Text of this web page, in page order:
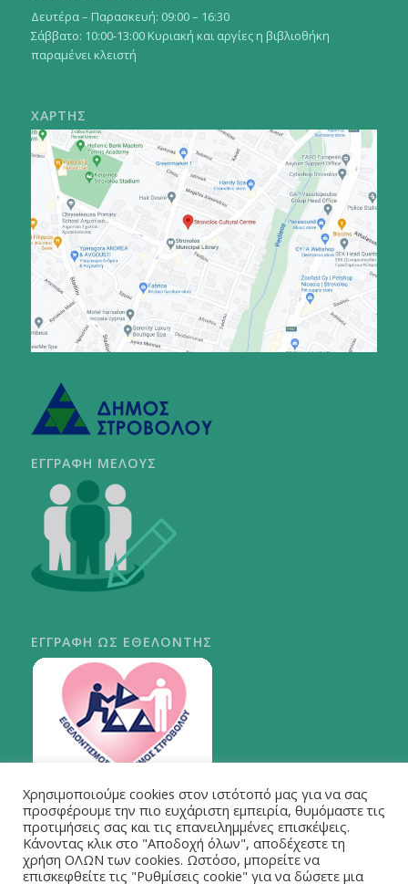
Δευτέρα – Παρασκευή: 09:00 – 16:30
Σάββατο: 10:00-13:00 Κυριακή και αργίες η βιβλιοθήκη
παραμένει κλειστή
ΧΑΡΤΗΣ
ΕΓΓΡΑΦΗ ΜΕΛΟΥΣ
ΕΓΓΡΑΦΗ ΩΣ ΕΘΕΛΟΝΤΗΣ
ΠΕΡΙ ΣΤΡΟΒΟΛΟΥ
Χρησιμοποιούμε cookies στον ιστότοπό μας για να σας
προσφέρουμε την πιο ευχάριστη εμπειρία, θυμόμαστε τις
προτιμήσεις σας και τις επανειλημμένες επισκέψεις.
Κάνοντας κλικ στο "Αποδοχή όλων", αποδέχεστε τη
χρήση ΟΛΩΝ των cookies. Ωστόσο, μπορείτε να
επισκεφθείτε τις "Ρυθμίσεις cookie" για να δώσετε μια